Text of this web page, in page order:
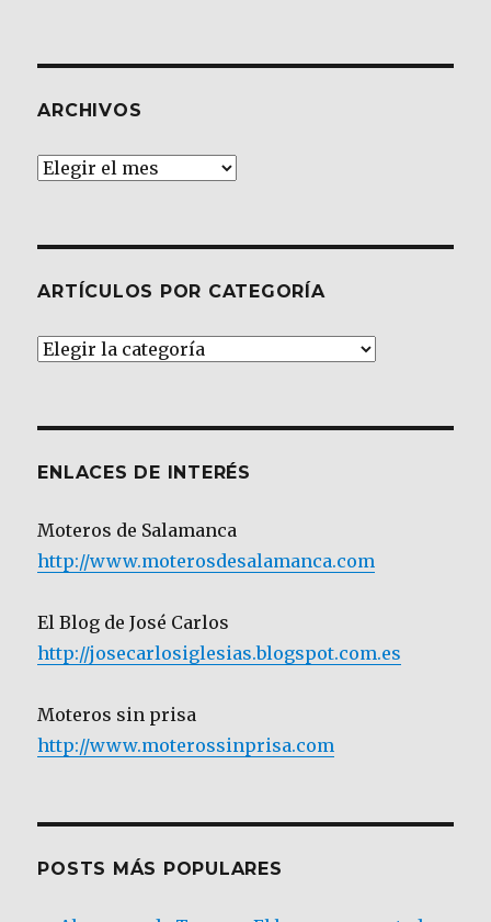
ARCHIVOS
Archivos
ARTÍCULOS POR CATEGORÍA
Artículos
ENLACES DE INTERÉS
Moteros de Salamanca
http://www.moterosdesalamanca.com
El Blog de José Carlos
http://josecarlosiglesias.blogspot.com.es
Moteros sin prisa
http://www.moterossinprisa.com
POSTS MÁS POPULARES